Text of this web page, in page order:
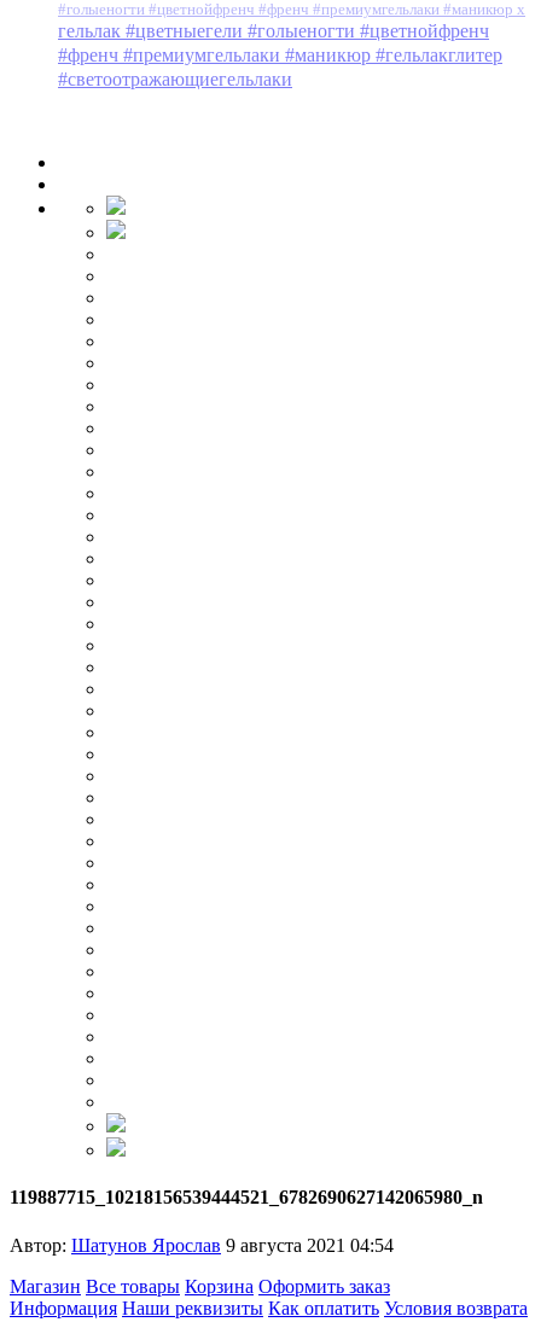
#голыеногти #цветнойфренч #френч #премиумгельлаки #маникюр x
гельлак #цветныегели #голыеногти #цветнойфренч
#френч #премиумгельлаки #маникюр #гельлакглитер
#светоотражающиегельлаки
119887715_10218156539444521_6782690627142065980_n
Автор: Шатунов Ярослав 9 августа 2021 04:54
Магазин Все товары Корзина Оформить заказ
Информация Наши реквизиты Как оплатить Условия возврата